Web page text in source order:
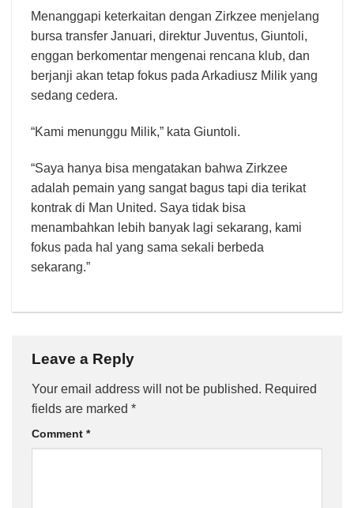
Menanggapi keterkaitan dengan Zirkzee menjelang
bursa transfer Januari, direktur Juventus, Giuntoli,
enggan berkomentar mengenai rencana klub, dan
berjanji akan tetap fokus pada Arkadiusz Milik yang
sedang cedera.
“Kami menunggu Milik,” kata Giuntoli.
“Saya hanya bisa mengatakan bahwa Zirkzee
adalah pemain yang sangat bagus tapi dia terikat
kontrak di Man United. Saya tidak bisa
menambahkan lebih banyak lagi sekarang, kami
fokus pada hal yang sama sekali berbeda
sekarang.”
Leave a Reply
Your email address will not be published. Required
fields are marked *
Comment *